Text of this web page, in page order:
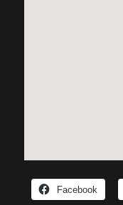
Facebook